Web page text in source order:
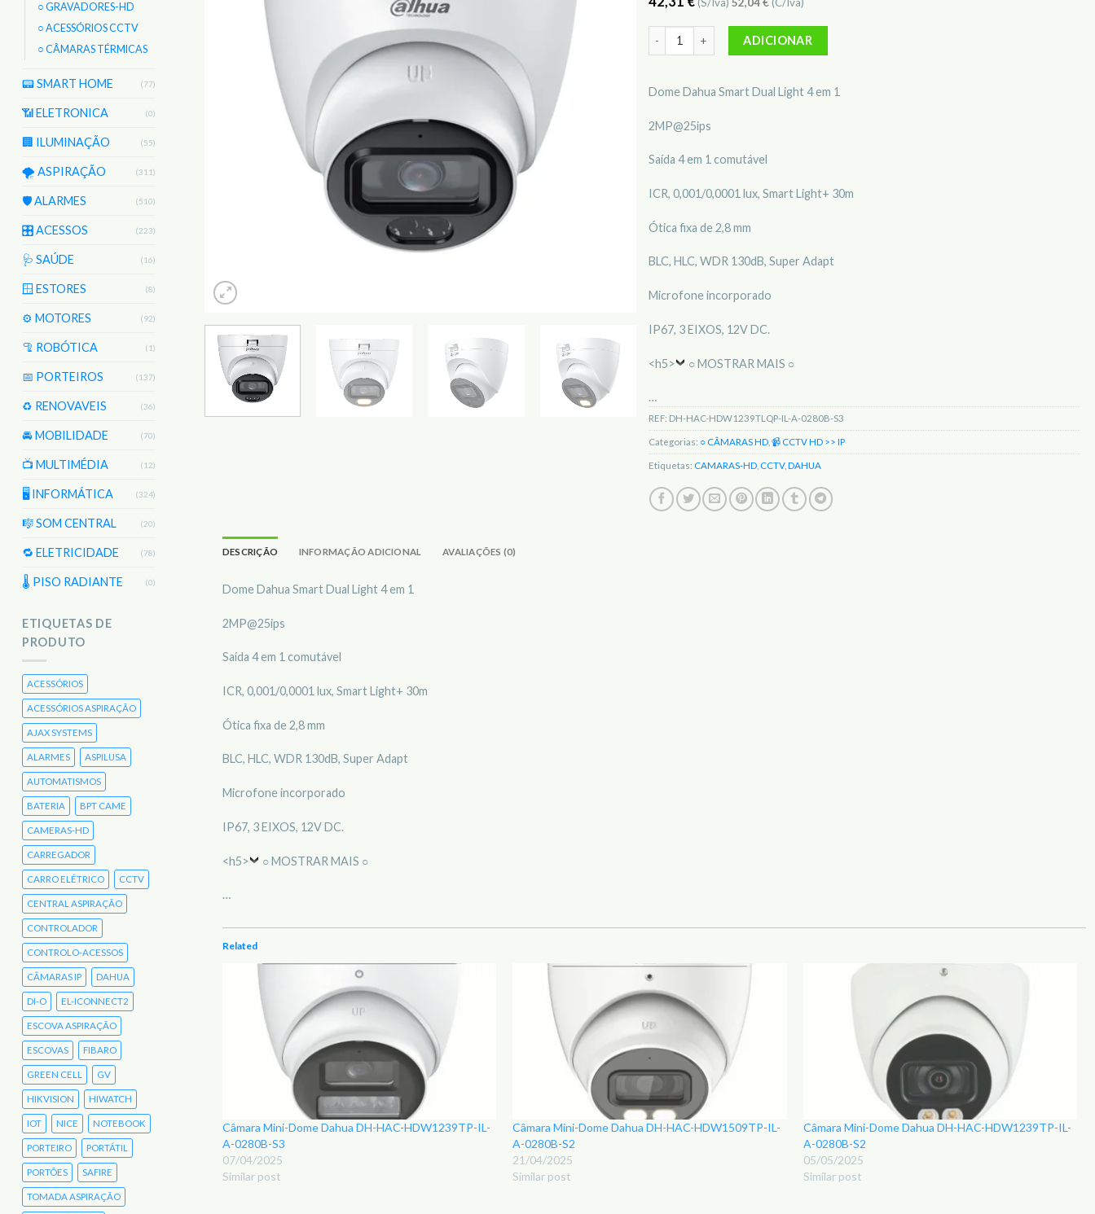
○ GRAVADORES-HD
○ ACESSÓRIOS CCTV
○ CÂMARAS TÉRMICAS
📟 SMART HOME (77)
📶 ELETRONICA (0)
🏢 ILUMINAÇÃO (55)
🌪️ ASPIRAÇÃO (311)
🛡️ ALARMES (510)
🎛️ ACESSOS (223)
🩺 SAÚDE (16)
🪟 ESTORES (8)
⚙️ MOTORES (92)
🦿 ROBÓTICA (1)
📅 PORTEIROS (137)
♻️ RENOVAVEIS (36)
🚘 MOBILIDADE (70)
📺 MULTIMÉDIA (12)
🖥️ INFORMÁTICA (324)
🎼 SOM CENTRAL (20)
🔁 ELETRICIDADE (78)
🌡 PISO RADIANTE (0)
ETIQUETAS DE
PRODUTO
ACESSÓRIOS
ACESSÓRIOS ASPIRAÇÃO
AJAX SYSTEMS
ALARMES ASPILUSA
AUTOMATISMOS
BATERIA BPT CAME
CAMERAS-HD
CARREGADOR
CARRO ELÉTRICO CCTV
CENTRAL ASPIRAÇÃO
CONTROLADOR
CONTROLO-ACESSOS
CÂMARAS IP DAHUA
DI-O EL-ICONNECT2
ESCOVA ASPIRAÇÃO
ESCOVAS FIBARO
GREEN CELL GV
HIKVISION HIWATCH
IOT NICE NOTEBOOK
PORTEIRO PORTÁTIL
PORTÕES SAFIRE
TOMADA ASPIRAÇÃO
(S/Iva) 52,04€ (C/Iva)
Quantidade de Câmara Mini-Dome Dahua DH-HAC-HDW1239TLQP-IL-A-0280B-S3
ADICIONAR
Dome Dahua Smart Dual Light 4 em 1
2MP@25ips
Saída 4 em 1 comutável
ICR, 0,001/0,0001 lux, Smart Light+ 30m
Ótica fixa de 2,8 mm
BLC, HLC, WDR 130dB, Super Adapt
Microfone incorporado
IP67, 3 EIXOS, 12V DC.
<h5> ○ MOSTRAR MAIS ○
…
REF: DH-HAC-HDW1239TLQP-IL-A-0280B-S3
Categorias: ○ CÂMARAS HD 📹 CCTV HD >> IP
Etiquetas: CAMARAS-HD CCTV, DAHUA
DESCRIÇÃO INFORMAÇÃO ADICIONAL AVALIAÇÕES (0)
Dome Dahua Smart Dual Light 4 em 1
2MP@25ips
Saída 4 em 1 comutável
ICR, 0,001/0,0001 lux, Smart Light+ 30m
Ótica fixa de 2,8 mm
BLC, HLC, WDR 130dB, Super Adapt
Microfone incorporado
IP67, 3 EIXOS, 12V DC.
<h5> ○ MOSTRAR MAIS ○
…
Related
Câmara Mini-Dome Dahua DH-HAC-HDW1239TP-IL-
A-0280B-S3
07/04/2025
Similar post
Câmara Mini-Dome Dahua DH-HAC-HDW1509TP-IL-
A-0280B-S2
21/04/2025
Similar post
Câmara Mini-Dome Dahua DH-HAC-HDW1239TP-IL-
A-0280B-S2
05/05/2025
Similar post